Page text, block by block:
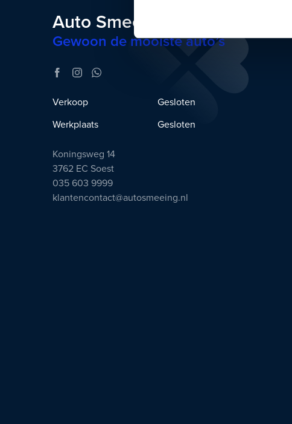
Auto Smeeing
Gewoon de mooiste auto’s
Verkoop
Gesloten
Werkplaats
Gesloten
Koningsweg 14
3762 EC Soest
035 603 9999
klantencontact@autosmeeing.nl